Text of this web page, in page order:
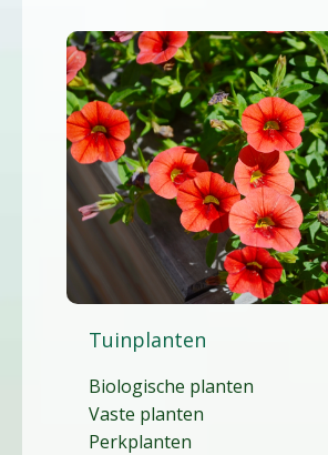
Tuinplanten
Biologische planten
Vaste planten
Perkplanten